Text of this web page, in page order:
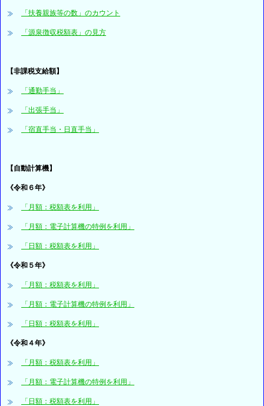
「扶養親族等の数」のカウント
「源泉徴収税額表」の見方
【非課税支給額】
「通勤手当」
「出張手当」
「宿直手当・日直手当」
【自動計算機】
《令和６年》
「月額：税額表を利用」
「月額：電子計算機の特例を利用」
「日額：税額表を利用」
《令和５年》
「月額：税額表を利用」
「月額：電子計算機の特例を利用」
「日額：税額表を利用」
《令和４年》
「月額：税額表を利用」
「月額：電子計算機の特例を利用」
「日額：税額表を利用」